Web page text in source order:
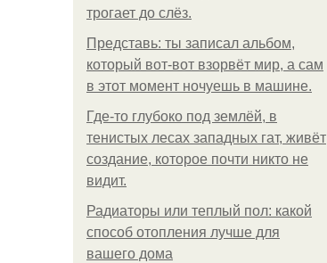
трогает до слёз.
Представь: ты записал альбом,
который вот-вот взорвёт мир, а сам
в этот момент ночуешь в машине.
Где-то глубоко под землёй, в
тенистых лесах западных гат, живёт
создание, которое почти никто не
видит.
Радиаторы или теплый пол: какой
способ отопления лучше для
вашего дома